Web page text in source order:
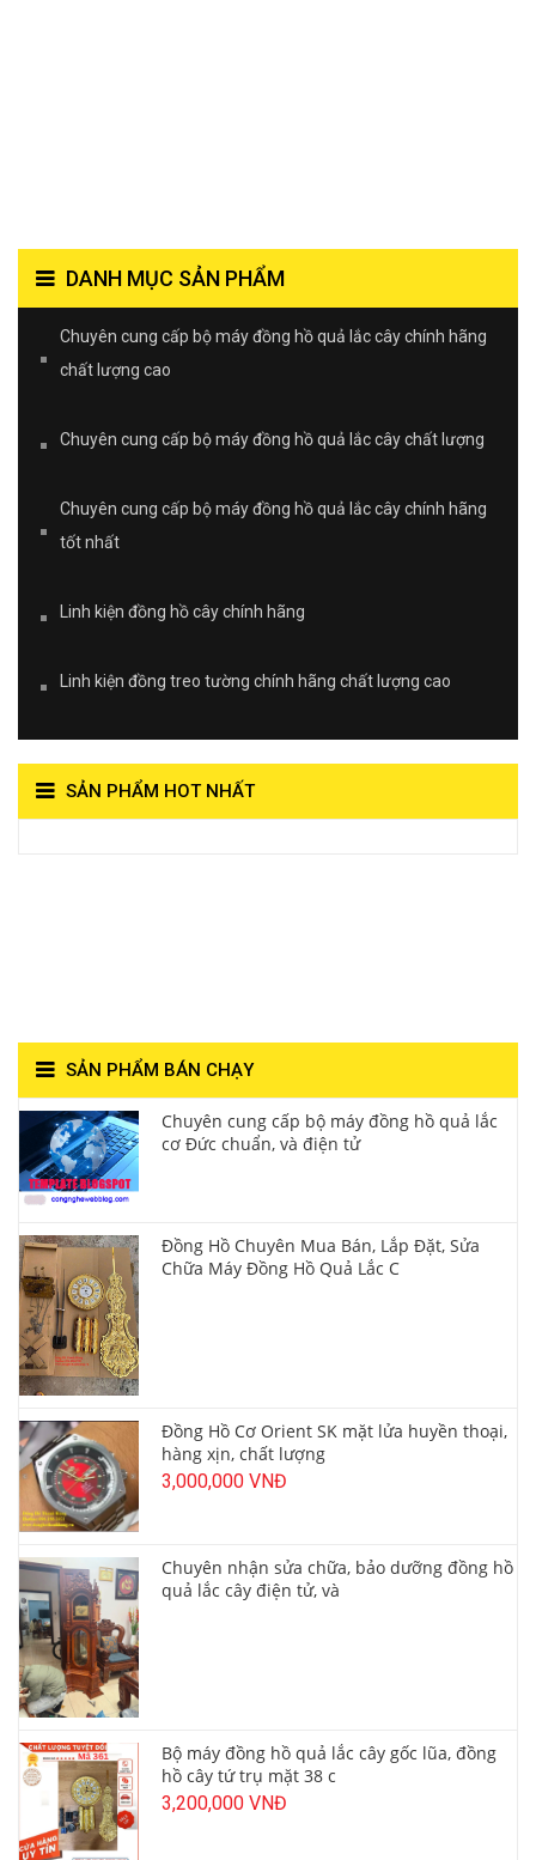
DANH MỤC SẢN PHẨM
Chuyên cung cấp bộ máy đồng hồ quả lắc cây chính hãng
chất lượng cao
Chuyên cung cấp bộ máy đồng hồ quả lắc cây chất lượng
Chuyên cung cấp bộ máy đồng hồ quả lắc cây chính hãng
tốt nhất
Linh kiện đồng hồ cây chính hãng
Linh kiện đồng treo tường chính hãng chất lượng cao
SẢN PHẨM HOT NHẤT
SẢN PHẨM BÁN CHẠY
Chuyên cung cấp bộ máy đồng hồ quả lắc
cơ Đức chuẩn, và điện tử
Đồng Hồ Chuyên Mua Bán, Lắp Đặt, Sửa
Chữa Máy Đồng Hồ Quả Lắc C
Đồng Hồ Cơ Orient SK mặt lửa huyền thoại,
hàng xịn, chất lượng
3,000,000 VNĐ
Chuyên nhận sửa chữa, bảo dưỡng đồng hồ
quả lắc cây điện tử, và
Bộ máy đồng hồ quả lắc cây gốc lũa, đồng
hồ cây tứ trụ mặt 38 c
3,200,000 VNĐ